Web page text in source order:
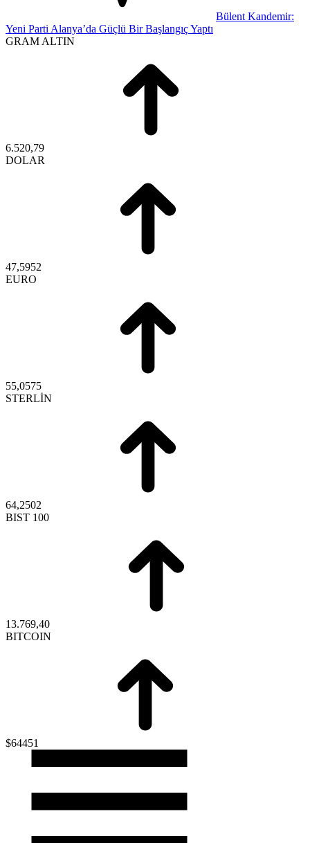
Bülent Kandemir:
Yeni Parti Alanya’da Güçlü Bir Başlangıç Yaptı
GRAM ALTIN
6.520,79
DOLAR
47,5952
EURO
55,0575
STERLİN
64,2502
BIST 100
13.769,40
BITCOIN
$64451